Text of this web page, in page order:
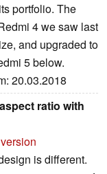
portfolio. The
4 we saw last
and upgraded to
5 below.
20.03.2018
ratio with
is different.